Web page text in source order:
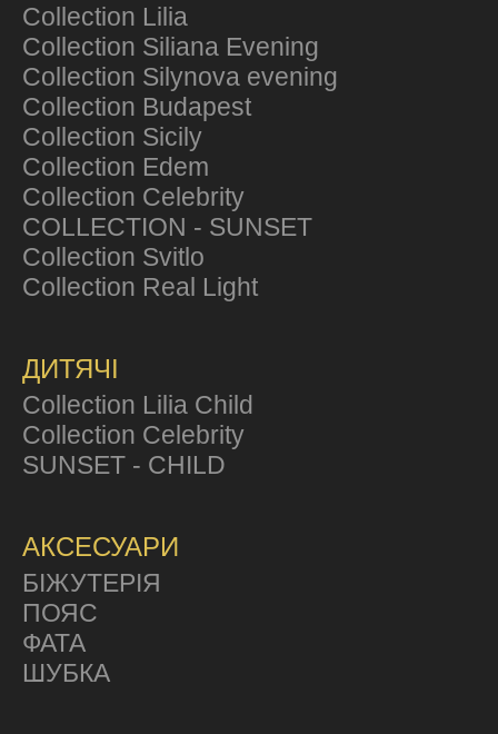
Collection Lilia
Collection Siliana Evening
Collection Silynova evening
Collection Budapest
Collection Sicily
Collection Edem
Collection Celebrity
COLLECTION - SUNSET
Collection Svitlo
Collection Real Light
ДИТЯЧІ
Collection Lilia Child
Collection Celebrity
SUNSET - CHILD
АКСЕСУАРИ
БІЖУТЕРІЯ
ПОЯС
ФАТА
ШУБКА